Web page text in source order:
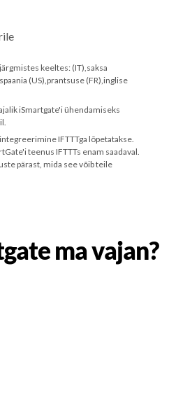
keeltes: (IT),saksa
(US),prantsuse (FR),inglise
iSmartgate'i ühendamiseks
IFTTTga lõpetatakse.
teenus IFTTTs enam saadaval.
pärast, mida see võib teile
ma vajan?